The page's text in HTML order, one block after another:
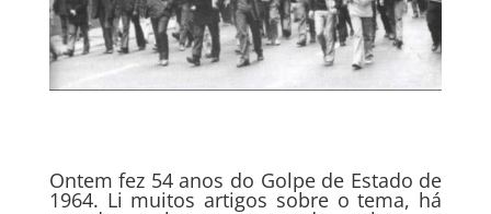
Ontem fez 54 anos do Golpe de Estado de
1964. Li muitos artigos sobre o tema, há